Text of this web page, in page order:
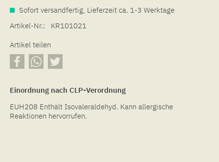
Sofort versandfertig, Lieferzeit ca. 1-3 Werktage
Artikel-Nr.:
KR101021
Artikel teilen
Einordnung nach CLP-Verordnung
EUH208 Enthält Isovaleraldehyd. Kann allergische
Reaktionen hervorrufen.